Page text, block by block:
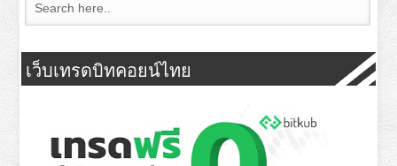
เว็บเทรดบิทคอยน์ไทย